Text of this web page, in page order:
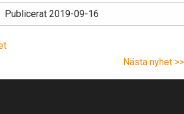
Publicerat 2019-09-16
Nästa nyhet >>